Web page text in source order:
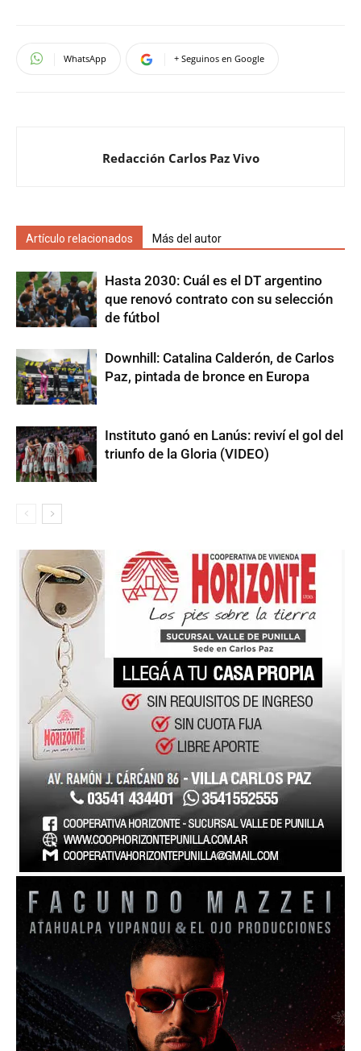
WhatsApp + Seguinos en Google
Redacción Carlos Paz Vivo
Artículo relacionados Más del autor
Hasta 2030: Cuál es el DT argentino
que renovó contrato con su selección
de fútbol
Downhill: Catalina Calderón, de Carlos
Paz, pintada de bronce en Europa
Instituto ganó en Lanús: reviví el gol del
triunfo de la Gloria (VIDEO)